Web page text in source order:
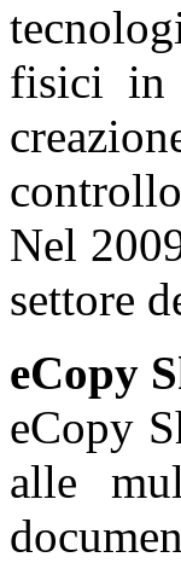
fisici in
Nel
settore
eCopy
eCopy
alle